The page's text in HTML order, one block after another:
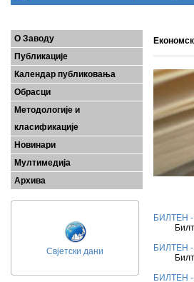
О Заводу
Публикације
Календар публиковања
Обрасци
Методологије и
класификације
Новинари
Мултимедија
Архива
Свјетски дани
БИЛТЕН
БИЛТЕН
БИЛТЕН